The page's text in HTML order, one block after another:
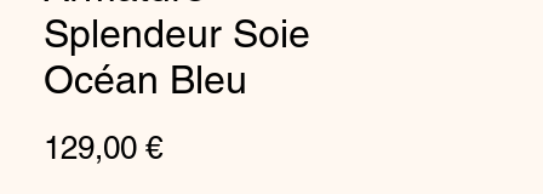
Splendeur Soie
Océan Bleu
129,00 €Preis